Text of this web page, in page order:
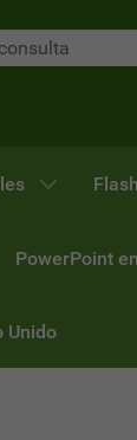
PowerPoint
Unido